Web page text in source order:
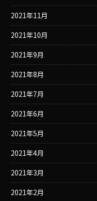
2021年11月
2021年10月
2021年9月
2021年8月
2021年7月
2021年6月
2021年5月
2021年4月
2021年3月
2021年2月